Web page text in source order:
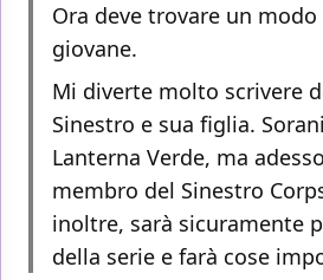
Ora deve trovare un
giovane.
Mi diverte molto scrivere
Sinestro e sua figlia.
Lanterna Verde, ma
membro del Sinestro
inoltre, sarà sicuramente
della serie e farà cose